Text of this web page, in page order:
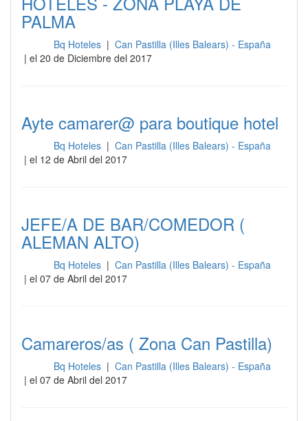
PALMA
Bq Hoteles | Can Pastilla (Illes Balears) - España
| el 20 de Diciembre del 2017
Ayte camarer@ para boutique hotel
Bq Hoteles | Can Pastilla (Illes Balears) - España
| el 12 de Abril del 2017
JEFE/A DE BAR/COMEDOR (
ALEMAN ALTO)
Bq Hoteles | Can Pastilla (Illes Balears) - España
| el 07 de Abril del 2017
Camareros/as ( Zona Can Pastilla)
Bq Hoteles | Can Pastilla (Illes Balears) - España
| el 07 de Abril del 2017